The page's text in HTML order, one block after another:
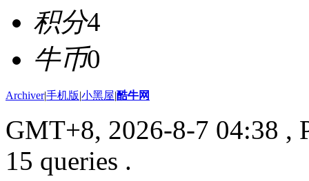
积分4
牛币0
Archiver|手机版|小黑屋|酷牛网
GMT+8, 2026-8-7 04:38 ,
15 queries .